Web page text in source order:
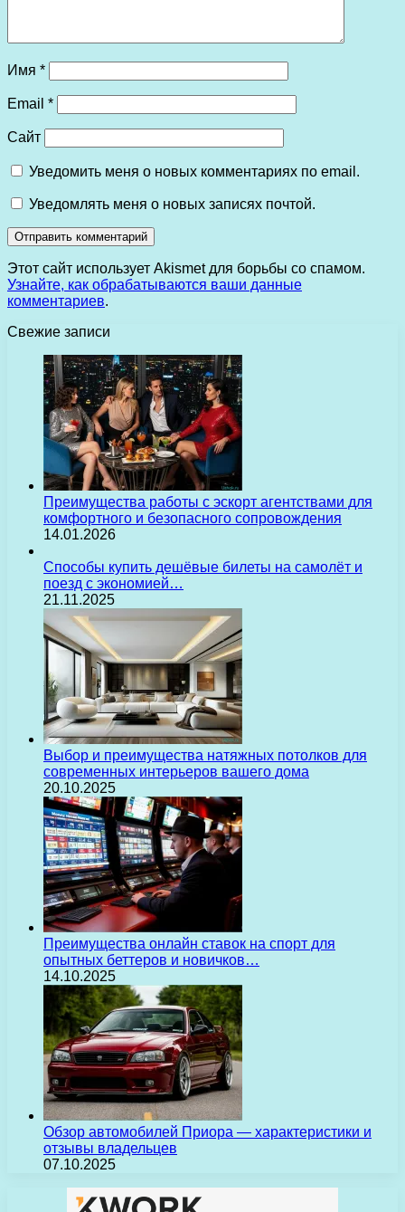
Имя *
Email *
Сайт
Уведомить меня о новых комментариях по email.
Уведомлять меня о новых записях почтой.
Этот сайт использует Akismet для борьбы со спамом.
Узнайте, как обрабатываются ваши данные
комментариев.
Свежие записи
Преимущества работы с эскорт агентствами для
комфортного и безопасного сопровождения
14.01.2026
Способы купить дешёвые билеты на самолёт и
поезд с экономией…
21.11.2025
Выбор и преимущества натяжных потолков для
современных интерьеров вашего дома
20.10.2025
Преимущества онлайн ставок на спорт для
опытных беттеров и новичков…
14.10.2025
Обзор автомобилей Приора — характеристики и
отзывы владельцев
07.10.2025